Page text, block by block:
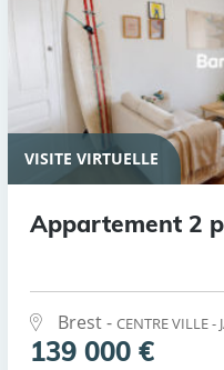
VISITE VIRTUELLE
Appartement 2
Brest - CENTRE VILLE -
139 000 €